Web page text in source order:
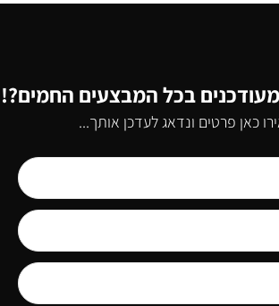
מעודכנים בכל המבצעים החמים?!
כאן פרטים ונדאג לעדכן אותך...